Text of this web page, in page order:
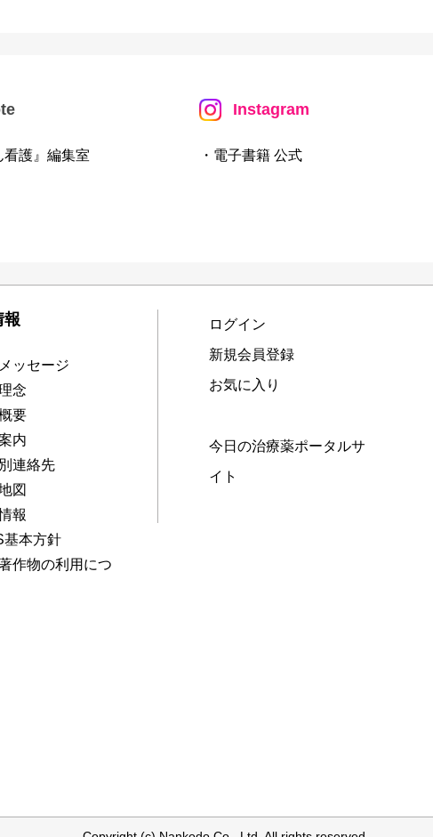
看護』編集室
Instagram
・電子書籍 公式
報
ッセージ
念
要
内
連絡先
図
報
基本方針
作物の利用につ
ログイン
新規会員登録
お気に入り
今日の治療薬ポータルサ
イト